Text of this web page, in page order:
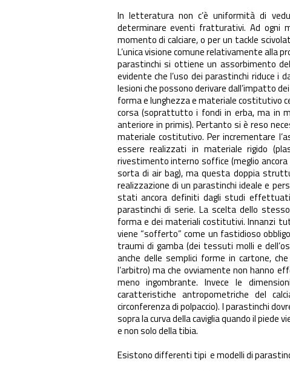
In letteratura non c’è uniformità di
determinare eventi fratturativi. Ad ogni
momento di calciare, o per un tackle
L’unica visione comune relativamente alla
parastinchi si ottiene un assorbimento
evidente che l’uso dei parastinchi riduce
lesioni che possono derivare dall’impatto
forma e lunghezza e materiale costitutivo
corsa (soprattutto i fondi in erba, ma in
anteriore in primis). Pertanto si è reso
materiale costitutivo. Per incrementare
essere realizzati in materiale rigido
rivestimento interno soffice (meglio
sorta di air bag), ma questa doppia
realizzazione di un parastinchi ideale e
stati ancora definiti dagli studi
parastinchi di serie. La scelta dello
forma e dei materiali costitutivi. Innanzi
viene “sofferto” come un fastidioso
traumi di gamba (dei tessuti molli e
anche delle semplici forme in cartone,
l’arbitro) ma che ovviamente non hanno
meno ingombrante. Invece le
caratteristiche antropometriche del
circonferenza di polpaccio). I parastinchi
sopra la curva della caviglia quando il
e non solo della tibia.
Esistono differenti tipi e modelli di